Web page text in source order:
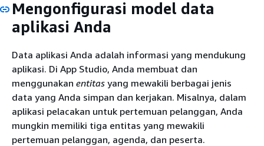
Mengonfigurasi model data
aplikasi Anda
Data aplikasi Anda adalah informasi yang mendukung
aplikasi. Di App Studio, Anda membuat dan
menggunakan entitas yang mewakili berbagai jenis
data yang Anda simpan dan kerjakan. Misalnya, dalam
aplikasi pelacakan untuk pertemuan pelanggan, Anda
mungkin memiliki tiga entitas yang mewakili
pertemuan pelanggan, agenda, dan peserta.